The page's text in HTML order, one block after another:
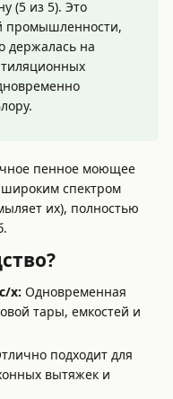
(5 из 5). Это
промышленности,
держалась на
пенное моющее
широким спектром
их), полностью
х: Одновременная
тары, емкостей и
подходит для
вытяжек и